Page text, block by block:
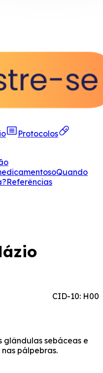
Protocolos
Quando
Referências
CID-10: H00
sebáceas e
pálpebras.